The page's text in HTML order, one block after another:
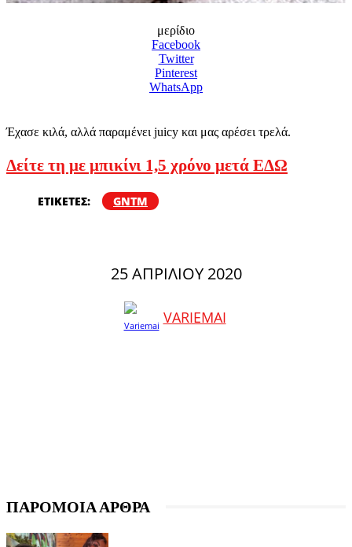
μερίδιο
Facebook
Twitter
Pinterest
WhatsApp
Έχασε κιλά, αλλά παραμένει juicy και μας αρέσει τρελά.
Δείτε τη με μπικίνι 1,5 χρόνο μετά ΕΔΩ
ΕΤΙΚΕΤΕΣ: GNTM
25 ΑΠΡΙΛΊΟΥ 2020
VARIEMAI
ΠΑΡΟΜΟΙΑ ΑΡΘΡΑ